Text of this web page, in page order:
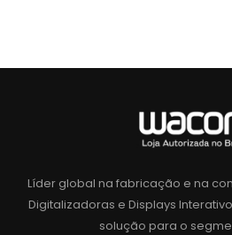
Líder global na fabricação e na
Digitalizadoras e Displays
solução para o